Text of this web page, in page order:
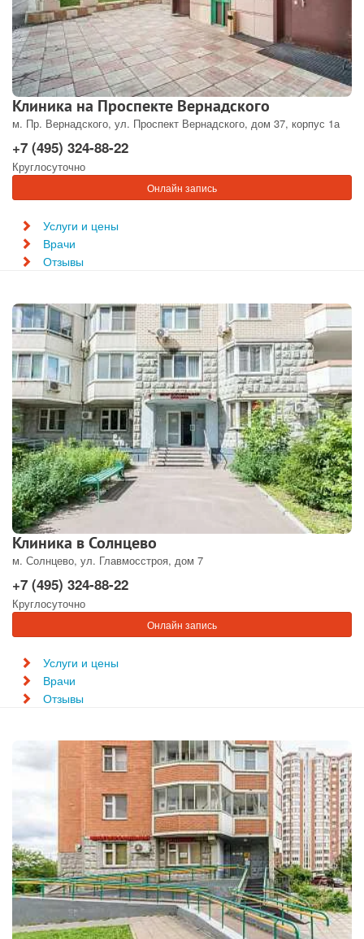
Клиника на Проспекте Вернадского
м. Пр. Вернадского, ул. Проспект Вернадского, дом 37, корпус 1а
+7 (495) 324-88-22
Круглосуточно
Онлайн запись
Услуги и цены
Врачи
Отзывы
Клиника в Солнцево
м. Солнцево, ул. Главмосстроя, дом 7
+7 (495) 324-88-22
Круглосуточно
Онлайн запись
Услуги и цены
Врачи
Отзывы